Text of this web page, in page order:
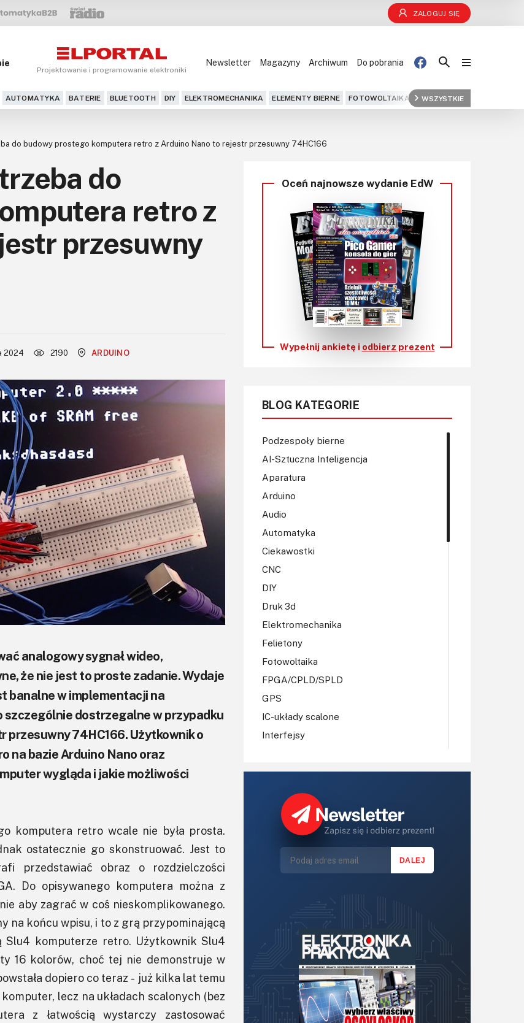
ZALOGUJ SIĘ
Projektowanie i programowanie elektroniki
Newsletter Magazyny Archiwum Do pobrania
AUTOMATYKA BATERIE BLUETOOTH DIY ELEKTROMECHANIKA ELEMENTY BIERNE FOTOWOLTAIKA FPGA GPS
WSZYSTKIE
Blog
DIY+
Czytelnia
Dla Ciebie
KITy AVT
Kontakt
Do pobrania
do budowy prostego komputera retro z Arduino Nano to rejestr przesuwny 74HC166
do
retro z
przesuwny
2024 2190 ARDUINO
analogowy sygnał wideo,
że nie jest to proste zadanie. Wydaje
banalne w implementacji na
szczególnie dostrzegalne w przypadku
przesuwny 74HC166. Użytkownik o
na bazie Arduino Nano oraz
wygląda i jakie możliwości
komputera retro wcale nie była prosta.
ostatecznie go skonstruować. Jest to
przedstawiać obraz o rozdzielczości
Do opisywanego komputera można z
aby zagrać w coś nieskomplikowanego.
na końcu wpisu, i to z grą przypominającą
Slu4 komputerze retro. Użytkownik Slu4
16 kolorów, choć tej nie demonstruje w
dopiero co teraz - już kilka lat temu
lecz na układach scalonych (bez
z łatwością wystarczy zastosować
Oceń najnowsze wydanie EdW
Wypełnij ankietę i odbierz prezent
BLOG KATEGORIE
Podzespoły bierne
AI-Sztuczna Inteligencja
Aparatura
Arduino
Audio
Automatyka
Ciekawostki
CNC
DIY
Druk 3d
Elektromechanika
Felietony
Fotowoltaika
FPGA/CPLD/SPLD
GPS
IC-układy scalone
Interfejsy
Koła Naukowe
Książki
Lasery
LED/LCD/OLED
Mechatronika
Narzędzia
Optoelektronika
PCB/Montaż
Podstawy elektroniki
Podzespoły bierne